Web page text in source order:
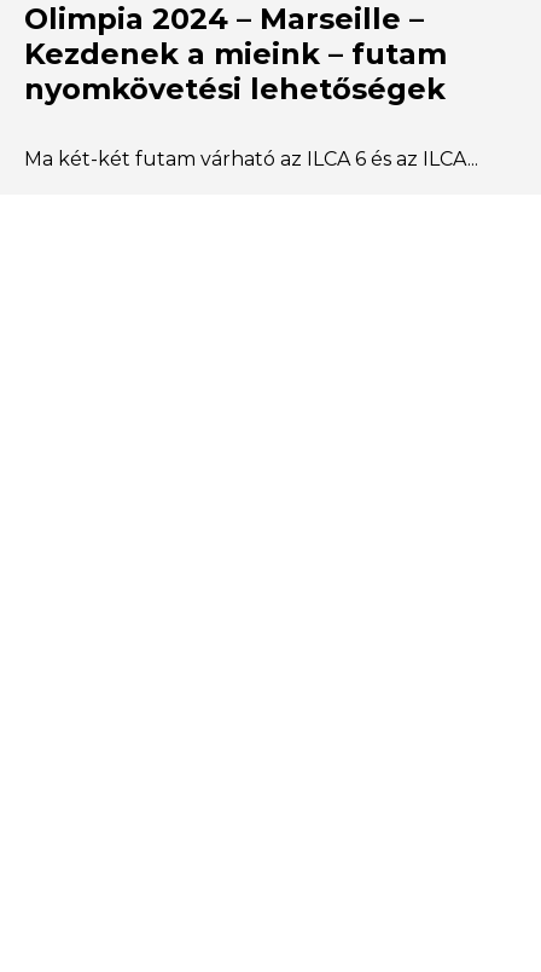
Olimpia 2024 – Marseille –
Kezdenek a mieink – futam
nyomkövetési lehetőségek
Ma két-két futam várható az ILCA 6 és az ILCA...